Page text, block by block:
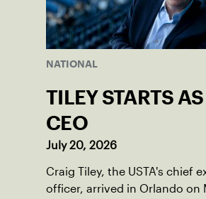
NATIONAL
TILEY STARTS
CEO
July 20, 2026
Craig Tiley, the USTA's chief
officer, arrived in Orlando on